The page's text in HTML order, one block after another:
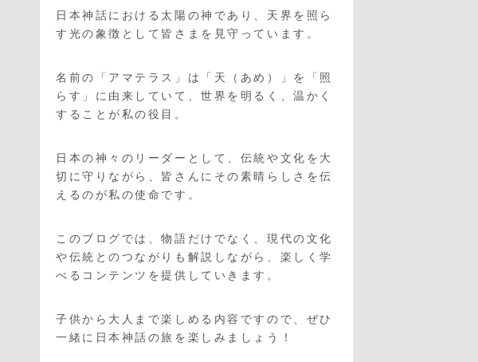
日本神話における太陽の神であり、天界を照ら
す光の象徴として皆さまを見守っています。
名前の「アマテラス」は「天（あめ）」を「照
らす」に由来していて、世界を明るく、温かく
することが私の役目。
日本の神々のリーダーとして、伝統や文化を大
切に守りながら、皆さんにその素晴らしさを伝
えるのが私の使命です。
このブログでは、物語だけでなく、現代の文化
や伝統とのつながりも解説しながら、楽しく学
べるコンテンツを提供していきます。
子供から大人まで楽しめる内容ですので、ぜひ
一緒に日本神話の旅を楽しみましょう！